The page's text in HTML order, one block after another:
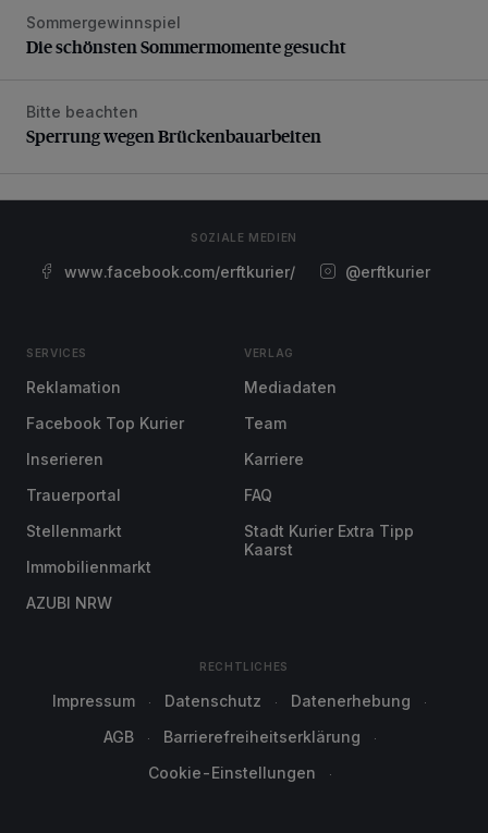
Die schönsten Sommermomente gesucht
Sommergewinnspiel
Die schönsten Sommermomente gesucht
Sperrung wegen Brückenbauarbeiten
Bitte beachten
Sperrung wegen Brückenbauarbeiten
SOZIALE MEDIEN
www.facebook.com/erftkurier/ @erftkurier
SERVICES
Reklamation
Facebook Top Kurier
Inserieren
Trauerportal
Stellenmarkt
Immobilienmarkt
AZUBI NRW
VERLAG
Mediadaten
Team
Karriere
FAQ
Stadt Kurier Extra Tipp
Kaarst
RECHTLICHES
Impressum Datenschutz
Datenerhebung
AGB
Barrierefreiheitserklärung
Cookie-Einstellungen